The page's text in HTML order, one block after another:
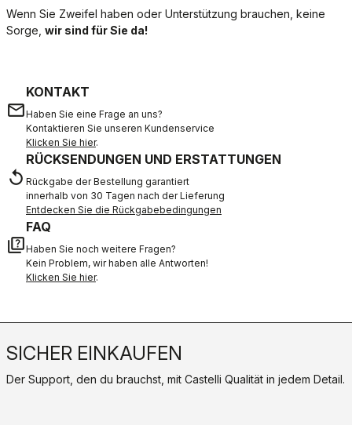
Wenn Sie Zweifel haben oder Unterstützung brauchen, keine
Sorge, wir sind für Sie da!
email
KONTAKT
Haben Sie eine Frage an uns?
Kontaktieren Sie unseren Kundenservice
Klicken Sie hier.
replay
RÜCKSENDUNGEN UND ERSTATTUNGEN
Rückgabe der Bestellung garantiert
innerhalb von 30 Tagen nach der Lieferung
Entdecken Sie die Rückgabebedingungen
quiz
FAQ
Haben Sie noch weitere Fragen?
Kein Problem, wir haben alle Antworten!
Klicken Sie hier.
SICHER EINKAUFEN
Der Support, den du brauchst, mit Castelli Qualität in jedem Detail.